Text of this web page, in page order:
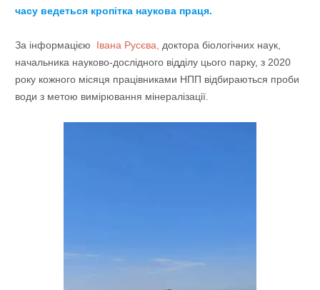
часу ведеться кропітка наукова праця.
За інформацією Івана Русєва,
доктора біологічних наук,
начальника науково-дослідного відділу цього парку, з 2020
року кожного місяця працівниками НПП відбираються проби
води з метою вимірювання мінералізації.